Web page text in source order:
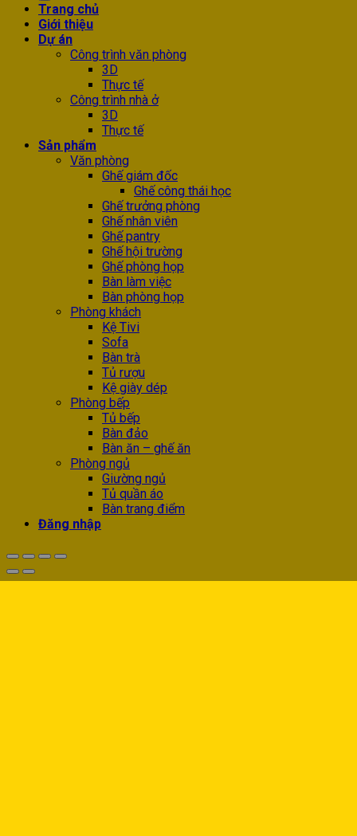
Trang chủ
Giới thiệu
Dự án
Công trình văn phòng
3D
Thực tế
Công trình nhà ở
3D
Thực tế
Sản phẩm
Văn phòng
Ghế giám đốc
Ghế công thái học
Ghế trưởng phòng
Ghế nhân viên
Ghế pantry
Ghế hội trường
Ghế phòng họp
Bàn làm việc
Bàn phòng họp
Phòng khách
Kệ Tivi
Sofa
Bàn trà
Tủ rượu
Kệ giày dép
Phòng bếp
Tủ bếp
Bàn đảo
Bàn ăn – ghế ăn
Phòng ngủ
Giường ngủ
Tủ quần áo
Bàn trang điểm
Đăng nhập